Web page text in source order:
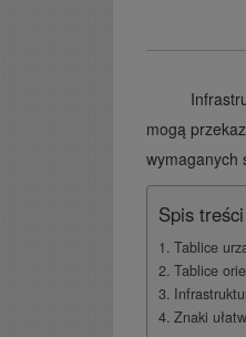
mogą
wymaganych
Spis treści
Tablice
Tablice
Znaki